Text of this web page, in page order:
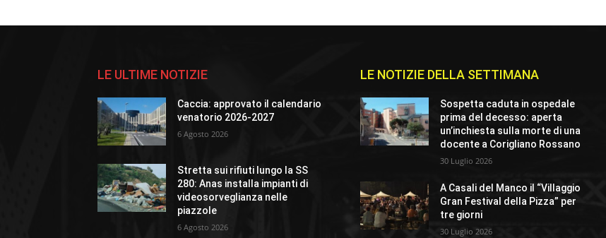
LE ULTIME NOTIZIE
Caccia: approvato il calendario
venatorio 2026-2027
6 Agosto 2026
Stretta sui rifiuti lungo la SS
280: Anas installa impianti di
videosorveglianza nelle
piazzole
6 Agosto 2026
LE NOTIZIE DELLA SETTIMANA
Sospetta caduta in ospedale
prima del decesso: aperta
un’inchiesta sulla morte di una
docente a Corigliano Rossano
30 Luglio 2026
A Casali del Manco il “Villaggio
Gran Festival della Pizza” per
tre giorni
30 Luglio 2026